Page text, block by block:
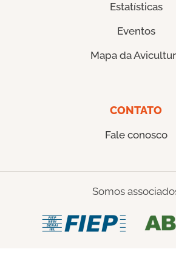
Estatísticas
Eventos
Mapa da
CONTATO
Fale conosco
Somos